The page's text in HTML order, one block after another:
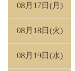
08月17日(月)
08月18日(火)
08月19日(水)